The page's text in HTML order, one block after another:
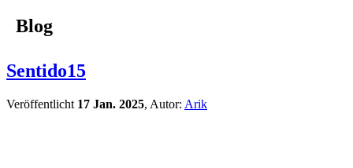
Blog
Sentido15
Veröffentlicht 17 Jan. 2025, Autor: Arik